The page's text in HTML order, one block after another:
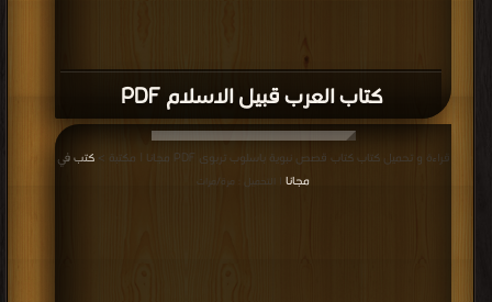
كتاب العرب قبيل الاسلام PDF
قراءة و تحميل كتاب كتاب قصص نبوية باسلوب تربوى PDF مجانا | مكتبة >
كتب في
مجانا | التحميل : مرة/مرات